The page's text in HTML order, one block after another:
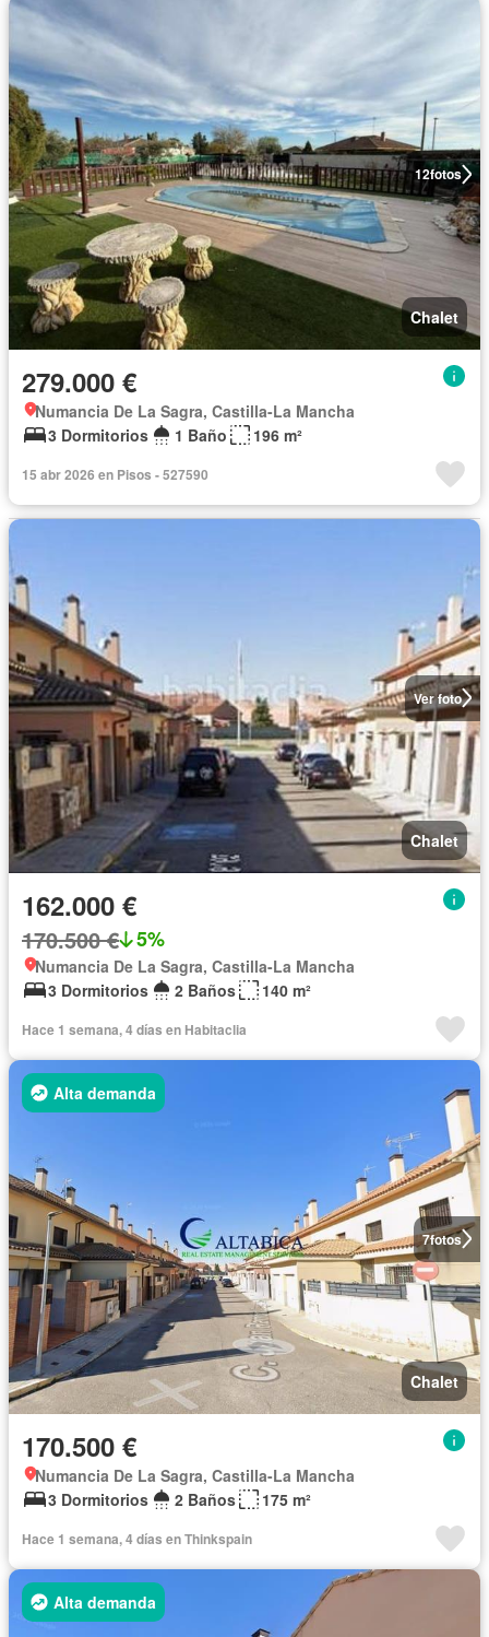
12fotos
Chalet
279.000 €
Numancia De La Sagra, Castilla-La Mancha
3 Dormitorios
1 Baño 196 m²
15 abr 2026 en Pisos - 527590
Ver foto
Chalet
162.000 €
170.500 € 5%
Numancia De La Sagra, Castilla-La Mancha
3 Dormitorios
2 Baños 140 m²
Hace 1 semana, 4 días en Habitaclia
7fotos
Alta demanda
Chalet
170.500 €
Numancia De La Sagra, Castilla-La Mancha
3 Dormitorios
2 Baños 175 m²
Hace 1 semana, 4 días en Thinkspain
Alta demanda